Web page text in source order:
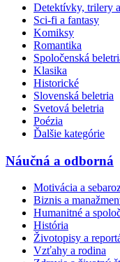
Detektívky, trilery
Sci-fi a fantasy
Komiksy
Romantika
Spoločenská
Klasika
Historické
Slovenská beletria
Svetová beletria
Poézia
Ďalšie kategórie
Náučná a odborná
Motivácia a
Biznis a
Humanitné a
História
Životopisy a
Vzťahy a rodina